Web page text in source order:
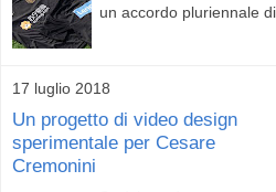
un accordo pluriennale di
17 luglio 2018
Un progetto di video design
sperimentale per Cesare
Cremonini